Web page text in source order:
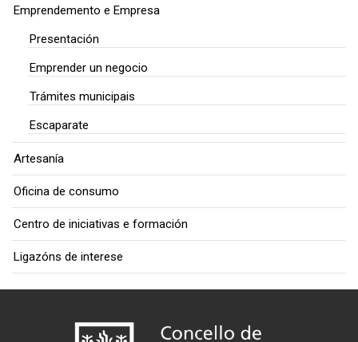
Emprendemento e Empresa
Presentación
Emprender un negocio
Trámites municipais
Escaparate
Artesanía
Oficina de consumo
Centro de iniciativas e formación
Ligazóns de interese